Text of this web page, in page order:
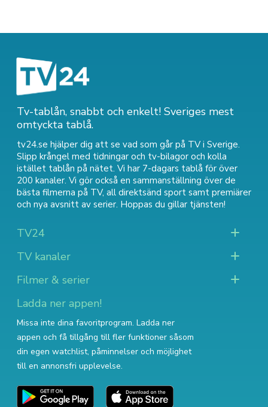
Tv-tablån, snabbt och enkelt! Sveriges mest
omtyckta tablå.
tv24.se hjälper dig att se vad som går på TV i Sverige.
Slipp krångel med tidningar och tv-bilagor och kolla
istället tablån på nätet. Vi har 7-dagars tablå för över
200 kanaler. Vi gör också en sammanställning över de
bästa filmerna på TV, all direktsänd sport samt premiärer
och nya avsnitt av serier. Hoppas du gillar tjänsten!
TV24
TV kanaler
Filmer & serier
Ladda ner appen!
Missa inte dina favoritprogram. Ladda ner
appen och få tillgång till fler funktioner såsom
din egen watchlist, påminnelser och möjlighet
till en annonsfri upplevelse.